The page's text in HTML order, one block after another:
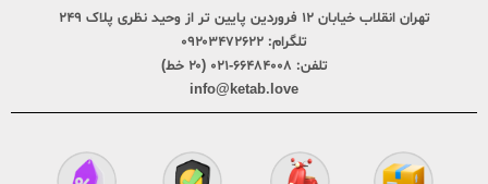
تهران انقلاب خیابان ۱۲ فروردین پایین تر از وحید نظری پلاک ۲۴۹
تلگرام: ۰۹۲۰۳۴۷۲۶۲۲
تلفن: ۶۶۴۸۴۰۰۸-۰۲۱ (۲۰ خط)
info@ketab.love